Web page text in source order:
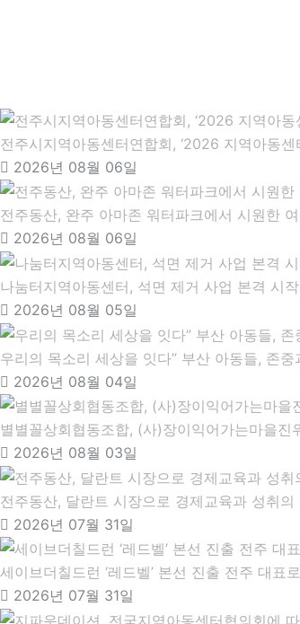
전주시지역아동센터연합회, ‘2026 지역아동센
2026년 08월 06일
전주동산, 완주 아마존 워터파크에서 시원한
2026년 08월 06일
나눔터지역아동센터, 석면 제거 사업 본격 시
2026년 08월 05일
우리의 목소리 세상을 잇다” 부산 아동들, 존
2026년 08월 04일
별별꼴상회협동조합, (사)장이익어가는마을
2026년 08월 03일
전주동산, 달란트 시장으로 경제교육과 성취의
2026년 07월 31일
세이브더칠드런 ‘레드벨’ 본선 진출 전주 대
2026년 07월 31일